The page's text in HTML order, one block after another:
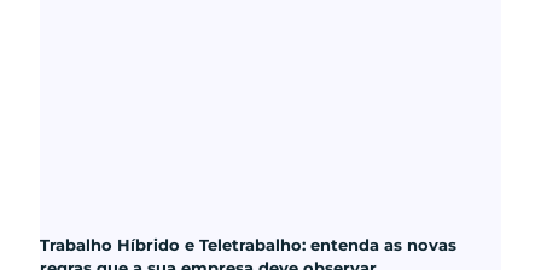
Trabalho Híbrido e Teletrabalho: entenda as novas